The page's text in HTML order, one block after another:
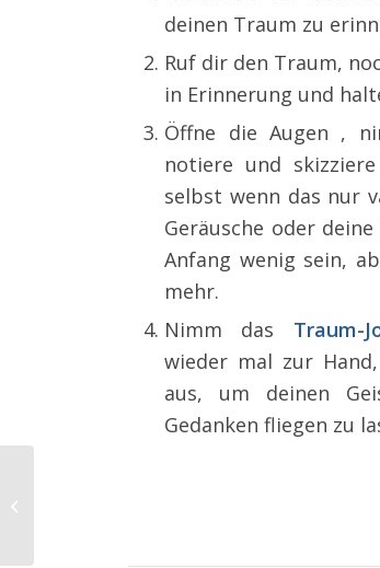
deinen Traum zu
Ruf dir den Traum,
in Erinnerung und
Öffne die Augen ,
notiere und
selbst wenn das nur
Geräusche oder
Anfang wenig sein,
mehr.
Nimm das Traum-
wieder mal zur
aus, um deinen
Gedanken fliegen zu